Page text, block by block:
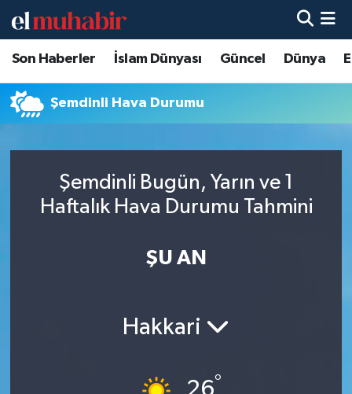
Son Haberler İslam Dünyası Güncel Dünya
Şemdinli Hava Durumu
Şemdinli Bugün, Yarın ve 1
Haftalık Hava Durumu Tahmini
ŞU AN
Hakkari
°
Hava Durumu
Trafik Durumu
Tüm Manşetler